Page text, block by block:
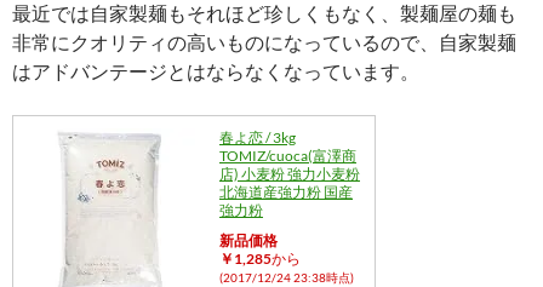
最近では自家製麺もそれほど珍しくもなく、製麺屋の麺も
非常にクオリティの高いものになっているので、自家製麺
はアドバンテージとはならなくなっています。
春よ恋 / 3kg
TOMIZ/cuoca(富澤商
店) 小麦粉 強力小麦粉
北海道産強力粉 国産
強力粉
新品価格
￥1,285から
(2017/12/24 23:38時点)